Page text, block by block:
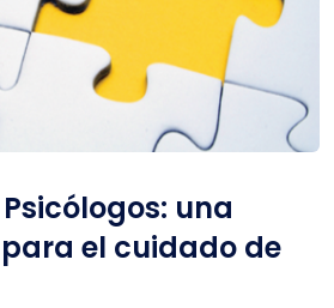
una
el cuidado de